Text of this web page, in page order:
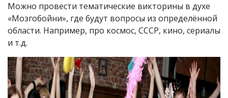
Можно провести тематические викторины в духе
«Мозгобойни», где будут вопросы из определённой
области. Например, про космос, СССР, кино, сериалы
и т.д.